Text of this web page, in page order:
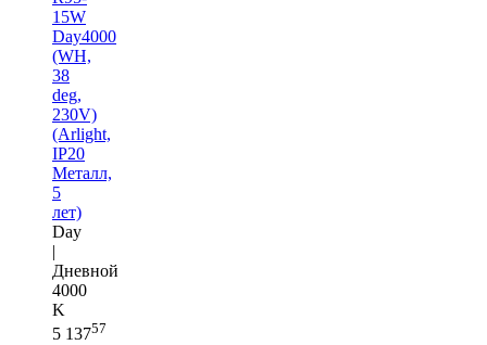
15W
Day4000
(WH,
38
deg,
230V)
(Arlight,
IP20
Металл,
5
лет)
Day
|
Дневной
4000
K
5 13757